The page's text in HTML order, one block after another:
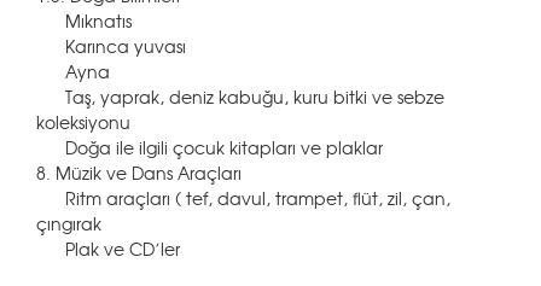
Mıknatıs
Karınca yuvası
Ayna
Taş, yaprak, deniz kabuğu, kuru bitki ve sebze
koleksiyonu
Doğa ile ilgili çocuk kitapları ve plaklar
8. Müzik ve Dans Araçları
Ritm araçları ( tef, davul, trampet, flüt, zil, çan,
çıngırak
Plak ve CD’ler